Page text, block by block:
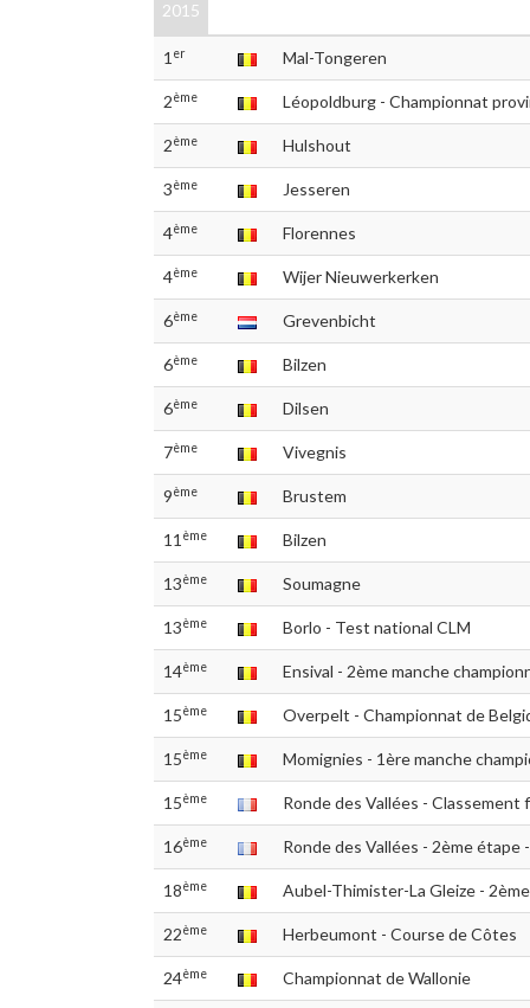
2015
1 er Mal-Tongeren
2ème Léopoldburg - Championnat
2ème Hulshout
3ème Jesseren
4ème Florennes
4ème Wijer Nieuwerkerken
6ème Grevenbicht
6ème Bilzen
6ème Dilsen
7ème Vivegnis
9ème Brustem
11 ème Bilzen
13ème Soumagne
13ème Borlo - Test national CLM
14ème Ensival - 2ème manche
15ème Overpelt - Championnat de
15ème Momignies - 1ère manche
15ème Ronde des Vallées - Classement
16ème Ronde des Vallées - 2ème étape
18ème Aubel-Thimister-La Gleize -
22ème Herbeumont - Course de Côtes
24ème Championnat de Wallonie